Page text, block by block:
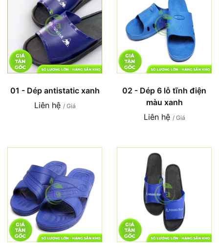
01 - Dép antistatic xanh
Liên hệ / Giá
02 - Dép 6 lỗ tĩnh điện
màu xanh
Liên hệ / Giá